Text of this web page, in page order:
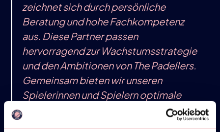
zeichnet sich durch persönliche
Beratung und hohe Fachkompetenz
aus. Diese Partner passen
hervorragend zur Wachstumsstrategie
und den Ambitionen von The Padellers.
Gemeinsam bieten wir unseren
Spielerinnen und Spielern optimale
Unterstützung und heben das Padel-